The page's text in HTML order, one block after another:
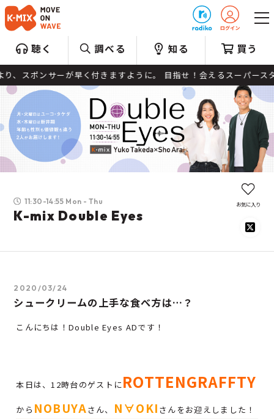
聴く 調べる 知る 買う
早く付きますように。 目指せ！会えるスーパースター！
11:30-14:55 Mon - Thu
K-mix Double Eyes
お気に入り
2020/03/24
シュークリームの上手な食べ方は…？
こんにちは！Double Eyes ADです！
本日は、12時台のゲストにROTTENGRAFFTY
から NOBUYAさん、 N∀OKI さんをお迎えしました！